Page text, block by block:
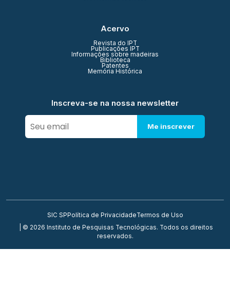
Acervo
Revista do IPT
Publicações IPT
Informações sobre madeiras
Biblioteca
Patentes
Memória Histórica
Inscreva-se na nossa newsletter
Me inscrever
SIC SP Política de PrivacidadeTermos de Uso
| © 2026 Instituto de Pesquisas Tecnológicas. Todos os direitos
reservados.